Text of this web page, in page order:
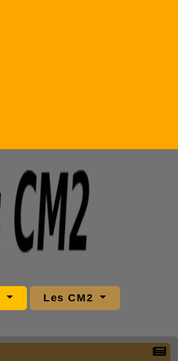
Les CM2